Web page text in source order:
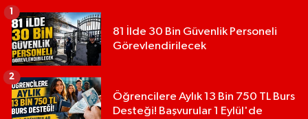
81 İlde 30 Bin Güvenlik Personeli
Görevlendirilecek
1
Öğrencilere Aylık 13 Bin 750 TL Burs
Desteği! Başvurular 1 Eylül'de
2